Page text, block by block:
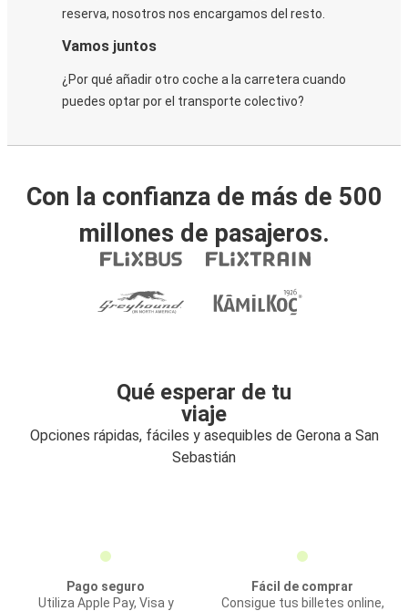
reserva, nosotros nos encargamos del resto.
Vamos juntos
¿Por qué añadir otro coche a la carretera cuando
puedes optar por el transporte colectivo?
Con la confianza de más de 500
millones de pasajeros.
Qué esperar de tu
viaje
Opciones rápidas, fáciles y asequibles de Gerona a San
Sebastián
Pago seguro
Utiliza Apple Pay, Visa y
Fácil de comprar
Consigue tus billetes online,